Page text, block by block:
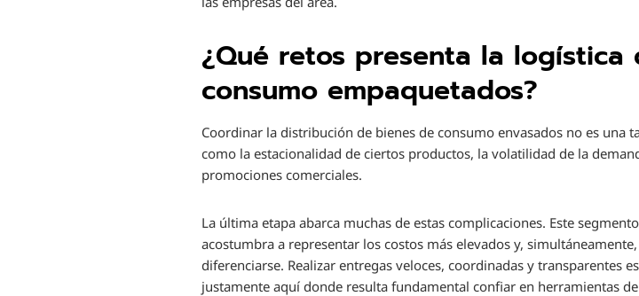
¿Qué retos presenta la
consumo empaquetados?
Coordinar la distribución de bienes de consumo envasados no es una
como la estacionalidad de ciertos productos, la volatilidad de la
promociones comerciales.
La última etapa abarca muchas de estas complicaciones. Este
acostumbra a representar los costos más elevados y,
diferenciarse. Realizar entregas veloces, coordinadas y transparentes
justamente aquí donde resulta fundamental confiar en herramientas